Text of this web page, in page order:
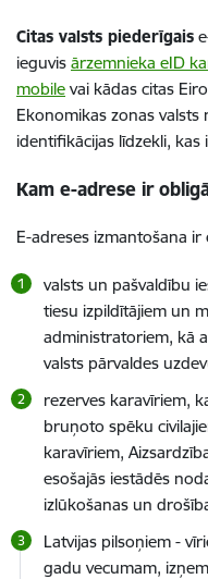
Citas valsts piederīgais
ieguvis ārzemnieka eID
mobile vai kādas citas
Ekonomikas zonas
identifikācijas līdzekli, kas
Kam e-adrese ir
E-adreses izmantošana ir
valsts un pašvaldību
tiesu izpildītājiem un
administratoriem, kā
valsts pārvaldes
rezerves karavīriem,
bruņoto spēku
karavīriem,
esošajās iestādēs
izlūkošanas un
Latvijas pilsoņiem -
gadu vecumam,